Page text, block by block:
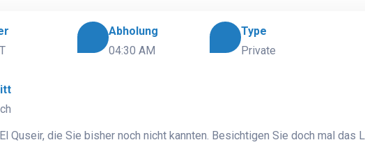
Abholung
04:30 AM
Type
Private
Quseir, die Sie bisher noch nicht kannten. Besichtigen Sie doch mal das